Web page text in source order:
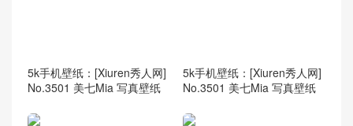
5k手机壁纸：[Xiuren秀人网]
No.3501 美七Mia 写真壁纸
5k手机壁纸：[Xiuren秀人网]
No.3501 美七Mia 写真壁纸